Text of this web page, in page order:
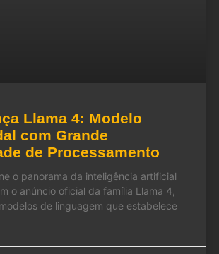
Llama 4: Modelo
com Grande
de Processamento
o panorama da inteligência artificial
o anúncio oficial da família Llama 4,
de linguagem que estabelece